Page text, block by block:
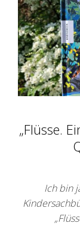
„Flüsse.
Ich bin